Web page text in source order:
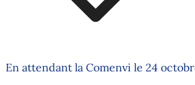
En attendant la Comenvi le 24